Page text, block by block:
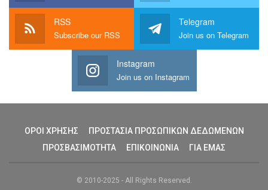
RSS
Subscribe our RSS
Telegram
Join us on Telegram
Instagram
Join us on Instagram
ΟΡΟΙ ΧΡΗΣΗΣ
ΠΡΟΣΤΑΣΙΑ ΠΡΟΣΩΠΙΚΩΝ ΔΕΔΩΜΕΝΩΝ
ΠΡΟΣΒΑΣΙΜΟΤΗΤΑ
ΕΠΙΚΟΙΝΩΝΙΑ ΓΙΑ ΕΜΑΣ
© 2010-2025 - All Rights Reserved.